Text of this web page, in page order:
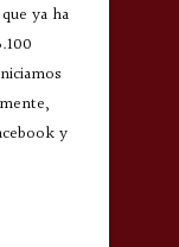
ya ha
y